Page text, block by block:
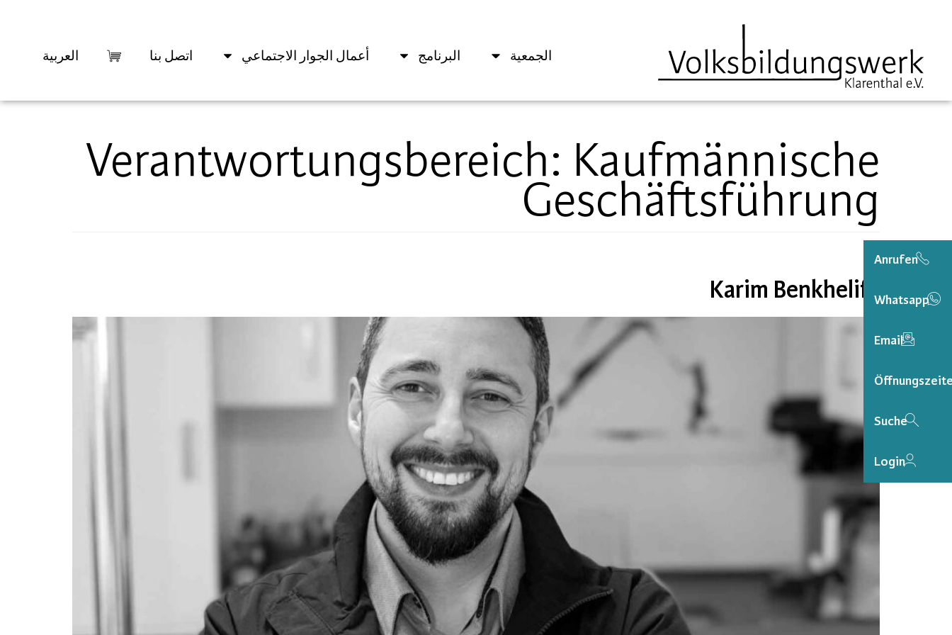
الجمعية البرنامج أعمال الجوار الاجتماعي اتصل بنا العربية
Anrufen
Whatsapp
Email
Suche
Login
Verantwortungsbereich: Kaufmännische
Geschäftsführung
Karim Benkhelifa